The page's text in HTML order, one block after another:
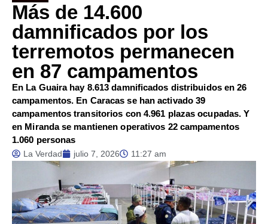
Más de 14.600
damnificados por los
terremotos permanecen
en 87 campamentos
En La Guaira hay 8.613 damnificados distribuidos en 26
campamentos. En Caracas se han activado 39
campamentos transitorios con 4.961 plazas ocupadas. Y
en Miranda se mantienen operativos 22 campamentos
1.060 personas
La Verdad julio 7, 2026 11:27 am